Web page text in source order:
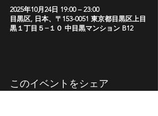
2025年10月24日 19:00 – 23:00
目黒区, 日本、〒153-0051 東京都目黒区上目
黒１丁目５−１０ 中目黒マンション B12
このイベントをシェア